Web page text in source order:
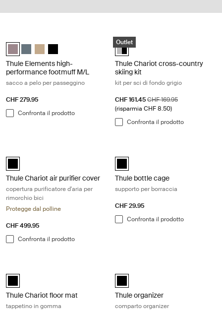
Thule Elements high-performance footmuff M/L sacco a pelo per
Thule Elements high-performance footmuff M/L Talpa tinta
Thule Elements high-performance footmuff M/L Ardesia scura
Thule Elements high-performance footmuff M/L Cachi
Thule Elements high-performance footmuff M/L Nero
Thule Elements high-
performance footmuff M/L
sacco a pelo per passeggino
CHF 279.95
Confronta il prodotto
Thule Chariot cross-country skiing
Outlet
Thule Chariot cross-country
Thule Chariot cross-country
skiing kit
kit per sci di fondo grigio
Prezzo di vendita
CHF 161.45Prezzo originale
CHF 169.95
(risparmia CHF 8.50)
Confronta il prodotto
black (selected)
Thule Chariot air purifier cover
copertura purificatore d'aria per
rimorchio bici
Protegge dal polline
CHF 499.95
Confronta il prodotto
Thule bottle cage Nero (selected)
Thule bottle cage
supporto per borraccia
CHF 29.95
Confronta il prodotto
black (selected)
Thule Chariot floor mat
tappetino in gomma
Thule organizer Nero (selected)
Thule organizer
comparto organizer